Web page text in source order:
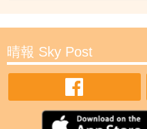
晴報 Sky Post